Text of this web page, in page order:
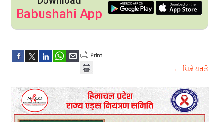
Babushahi App
← ਪਿਛੇ ਪਰਤੋ